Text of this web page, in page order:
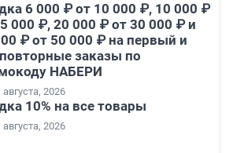
6 000 ₽ от 10 000 ₽, 10 000 ₽
000 ₽, 20 000 ₽ от 30 000 ₽ и
₽ от 50 000 ₽ на первый и
заказы по
НАБЕРИ
2026
10% на все товары
2026